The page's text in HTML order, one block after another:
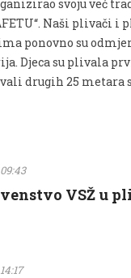
svoju već
Naši plivači i
ponovno su
Djeca su plivala
drugih 25 metara
VSŽ u